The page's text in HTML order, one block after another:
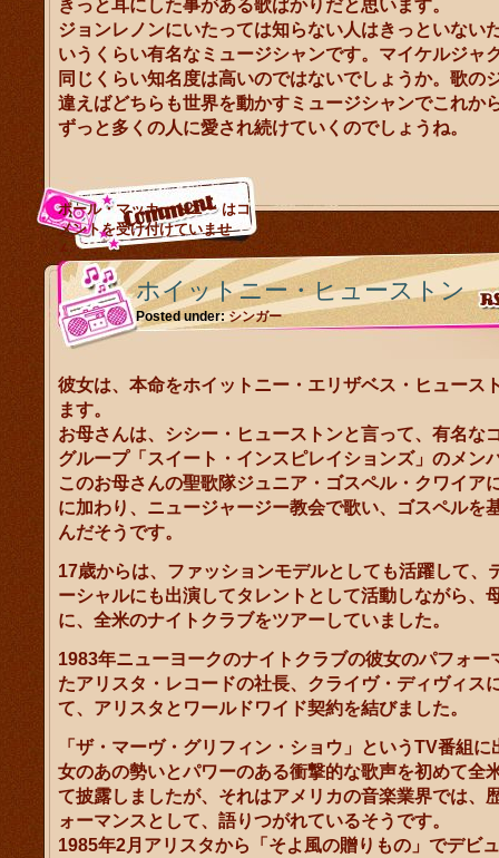
きっと耳にした事がある歌ばかりだと思います。
ジョンレノンにいたっては知らない人はきっといない
いうくらい有名なミュージシャンです。マイケルジャ
同じくらい知名度は高いのではないでしょうか。歌の
違えばどちらも世界を動かすミュージシャンでこれか
ずっと多くの人に愛され続けていくのでしょうね。
ポール・マッカートニー はコ
メントを受け付けていませ
ん。
ホイットニー・ヒューストン
Posted under: シンガー
彼女は、本命をホイットニー・エリザベス・ヒュース
ます。
お母さんは、シシー・ヒューストンと言って、有名な
グループ「スイート・インスピレイションズ」のメン
このお母さんの聖歌隊ジュニア・ゴスペル・クワイア
に加わり、ニュージャージー教会で歌い、ゴスペルを
んだそうです。
17歳からは、ファッションモデルとしても活躍して、
ーシャルにも出演してタレントとして活動しながら、
に、全米のナイトクラブをツアーしていました。
1983年ニューヨークのナイトクラブの彼女のパフォー
たアリスタ・レコードの社長、クライヴ・ディヴィス
て、アリスタとワールドワイド契約を結びました。
「ザ・マーヴ・グリフィン・ショウ」というTV番組に
女のあの勢いとパワーのある衝撃的な歌声を初めて全
て披露しましたが、それはアメリカの音楽業界では、
ォーマンスとして、語りつがれているそうです。
1985年2月アリスタから「そよ風の贈りもの」でデビ